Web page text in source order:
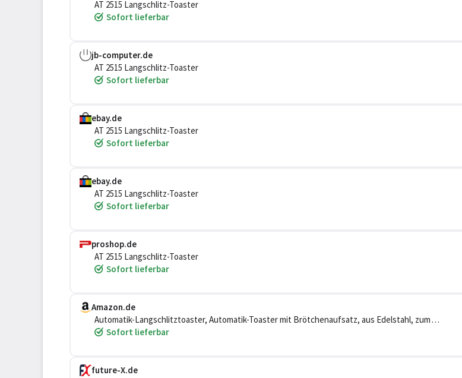
AT 2515 Langschlitz-Toaster
Sofort lieferbar
jb-computer.de
AT 2515 Langschlitz-Toaster
Sofort lieferbar
ebay.de
AT 2515 Langschlitz-Toaster
Sofort lieferbar
ebay.de
AT 2515 Langschlitz-Toaster
Sofort lieferbar
proshop.de
AT 2515 Langschlitz-Toaster
Sofort lieferbar
Amazon.de
Automatik-Langschlitztoaster, Automatik-Toaster mit Brötchenaufsatz, aus Edelstahl, zum
Toasten, Auftauen und Erwärmen, 1.000 W, Edelstahl-gebürstet/s
Sofort lieferbar
future-X.de